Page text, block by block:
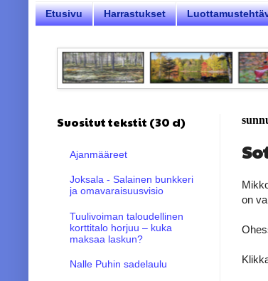
Etusivu Harrastukset
on
Suositut tekstit (30 d)
Ajanmääreet
Joksala - Salainen bunkkeri
ja omavaraisuusvisio
Tuulivoiman taloudellinen
korttitalo horjuu – kuka
maksaa laskun?
Nalle Puhin sadelaulu